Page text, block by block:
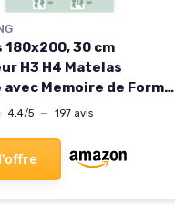
180x200, 30 cm
H3 H4 Matelas
avec Memoire de Forme
Ensachés
7 Zones Parfait
Ultra Respirante
4,4/5 — 197 avis